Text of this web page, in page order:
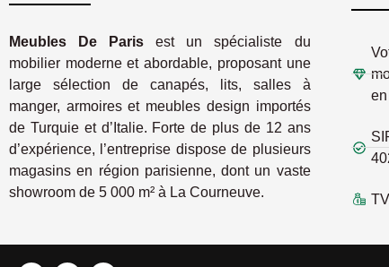
Meubles De Paris est un spécialiste du
mobilier moderne et abordable, proposant une
large sélection de canapés, lits, salles à
manger, armoires et meubles design importés
de Turquie et d’Italie. Forte de plus de 12 ans
d’expérience, l’entreprise dispose de plusieurs
magasins en région parisienne, dont un vaste
showroom de 5 000 m² à La Courneuve.